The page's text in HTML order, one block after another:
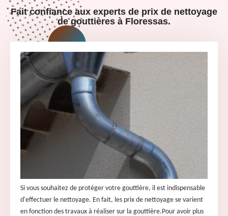
Fait confiance aux experts de prix de nettoyage
de gouttières à Floressas.
Si vous souhaitez de protéger votre gouttière, il est indispensable
d'effectuer le nettoyage. En fait, les prix de nettoyage se varient
en fonction des travaux à réaliser sur la gouttière.Pour avoir plus